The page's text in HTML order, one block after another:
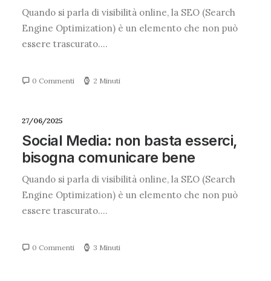
Quando si parla di visibilità online, la SEO (Search
Engine Optimization) è un elemento che non può
essere trascurato.…
0 Commenti 2 Minuti
27/06/2025
Social Media: non basta esserci,
bisogna comunicare bene
Quando si parla di visibilità online, la SEO (Search
Engine Optimization) è un elemento che non può
essere trascurato.…
0 Commenti 3 Minuti